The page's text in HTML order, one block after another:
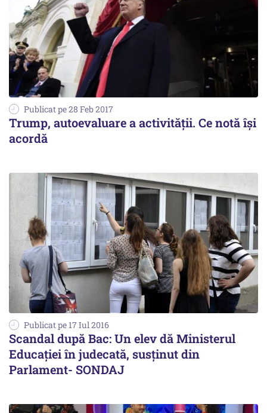
Publicat pe 28 Feb 2017
Trump, autoevaluare a activității. Ce notă își
acordă
Publicat pe 17 Iul 2016
Scandal după Bac: Un elev dă Ministerul
Educației în judecată, susținut din
Parlament- SONDAJ